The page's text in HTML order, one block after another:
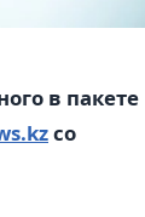
в пакете
со